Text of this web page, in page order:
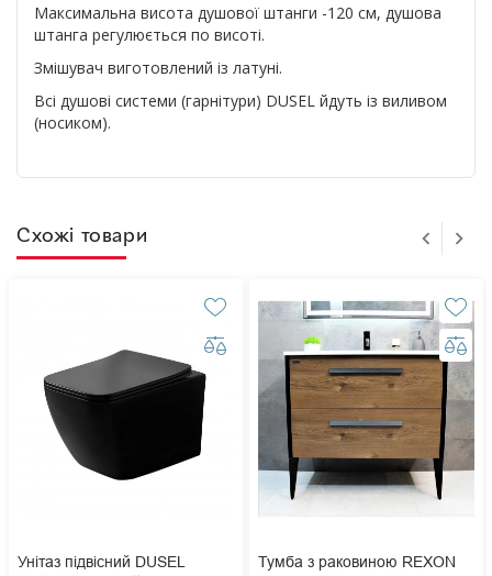
Максимальна висота душової штанги -120 см, душова
штанга регулюється по висоті.
Змішувач виготовлений із латуні.
Всі душові системи (гарнітури) DUSEL йдуть із виливом
(носиком).
Схожі товари
Унітаз підвісний DUSEL
Тумба з раковиною REXON